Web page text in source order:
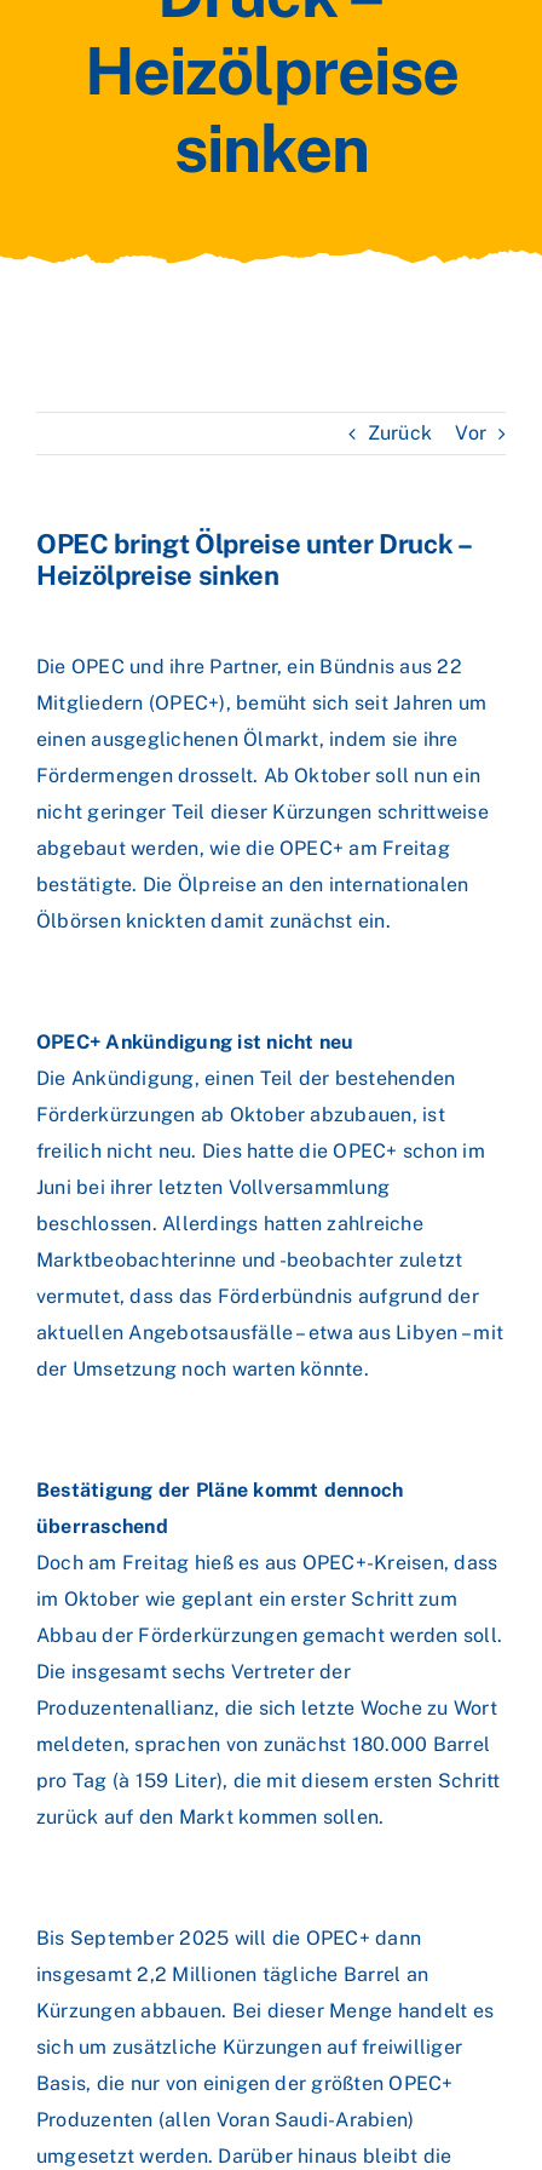
Heizölpreise
sinken
Zurück Vor
OPEC bringt Ölpreise unter Druck –
Heizölpreise sinken
Die OPEC und ihre Partner, ein Bündnis aus 22
Mitgliedern (OPEC+), bemüht sich seit Jahren um
einen ausgeglichenen Ölmarkt, indem sie ihre
Fördermengen drosselt. Ab Oktober soll nun ein
nicht geringer Teil dieser Kürzungen schrittweise
abgebaut werden, wie die OPEC+ am Freitag
bestätigte. Die Ölpreise an den internationalen
Ölbörsen knickten damit zunächst ein.
OPEC+ Ankündigung ist nicht neu
Die Ankündigung, einen Teil der bestehenden
Förderkürzungen ab Oktober abzubauen, ist
freilich nicht neu. Dies hatte die OPEC+ schon im
Juni bei ihrer letzten Vollversammlung
beschlossen. Allerdings hatten zahlreiche
Marktbeobachterinne und -beobachter zuletzt
vermutet, dass das Förderbündnis aufgrund der
aktuellen Angebotsausfälle – etwa aus Libyen – mit
der Umsetzung noch warten könnte.
Bestätigung der Pläne kommt dennoch
überraschend
Doch am Freitag hieß es aus OPEC+-Kreisen, dass
im Oktober wie geplant ein erster Schritt zum
Abbau der Förderkürzungen gemacht werden soll.
Die insgesamt sechs Vertreter der
Produzentenallianz, die sich letzte Woche zu Wort
meldeten, sprachen von zunächst 180.000 Barrel
pro Tag (à 159 Liter), die mit diesem ersten Schritt
zurück auf den Markt kommen sollen.
Bis September 2025 will die OPEC+ dann
insgesamt 2,2 Millionen tägliche Barrel an
Kürzungen abbauen. Bei dieser Menge handelt es
sich um zusätzliche Kürzungen auf freiwilliger
Basis, die nur von einigen der größten OPEC+
Produzenten (allen Voran Saudi-Arabien)
umgesetzt werden. Darüber hinaus bleibt die